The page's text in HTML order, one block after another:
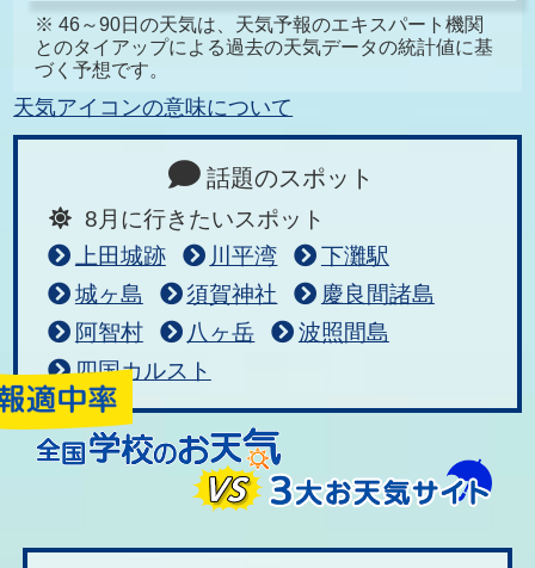
※ 46～90日の天気は、天気予報のエキスパート機関
とのタイアップによる過去の天気データの統計値に基
づく予想です。
天気アイコンの意味について
話題のスポット
8月に行きたいスポット
上田城跡
川平湾
下灘駅
城ヶ島
須賀神社
慶良間諸島
阿智村
八ヶ岳
波照間島
四国カルスト